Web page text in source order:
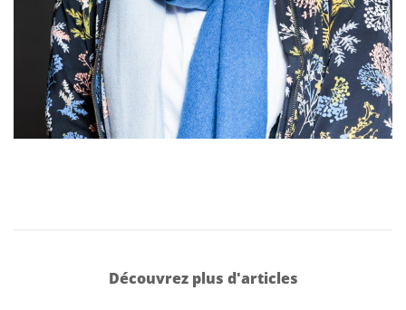
Découvrez plus d'articles